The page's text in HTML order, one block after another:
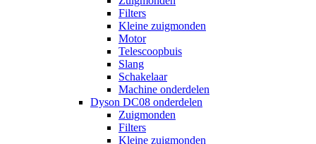
Filters
Kleine zuigmonden
Motor
Telescoopbuis
Slang
Schakelaar
Machine onderdelen
Dyson DC08 onderdelen
Zuigmonden
Filters
Kleine zuigmonden